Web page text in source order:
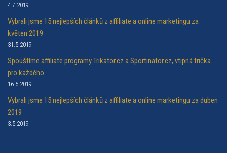
4.7.2019
Vybrali jsme 15 nejlepších článků z affiliate a online marketingu za
květen 2019
31.5.2019
Spouštíme affiliate programy Trikator.cz a Sportinator.cz, vtipná trička
pro každého
16.5.2019
Vybrali jsme 15 nejlepších článků z affiliate a online marketingu za duben
2019
3.5.2019